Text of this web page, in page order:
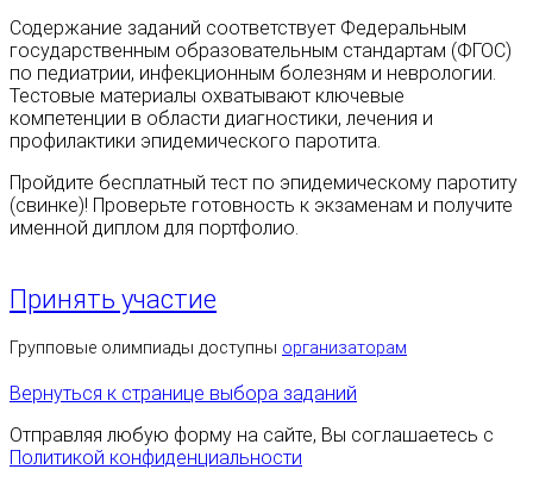
Содержание заданий соответствует Федеральным
государственным образовательным стандартам (ФГОС)
по педиатрии, инфекционным болезням и неврологии.
Тестовые материалы охватывают ключевые
компетенции в области диагностики, лечения и
профилактики эпидемического паротита.
Пройдите бесплатный тест по эпидемическому паротиту
(свинке)! Проверьте готовность к экзаменам и получите
именной диплом для портфолио.
Принять участие
Групповые олимпиады доступны организаторам
Вернуться к странице выбора заданий
Отправляя любую форму на сайте, Вы соглашаетесь с
Политикой конфиденциальности